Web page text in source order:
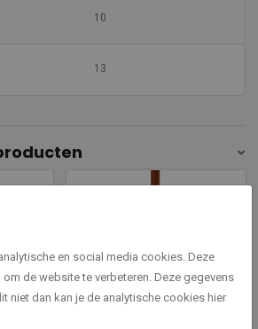
10
13
3340 L.BRUIN
en social media cookies. Deze
de website te verbeteren. Deze gegevens
niet dan kan je de analytische cookies hier